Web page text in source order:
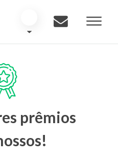
prêmios